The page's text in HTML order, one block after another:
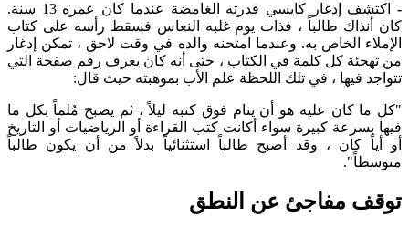
اكتشف إدغار كايسي قدرته الغامضة عندما كان عمره 13 سنة.
كان أنذاك طالباً ، فذات يوم غلبه النعاس فسقط رأسه على كتاب
الإملاء الخاص به. وعندما امتحنه والده في وقت لاحق ، تمكن إدغار
من تهجئة كل كلمة في الكتاب ، حتى أنه كان يعرف رقم صفحة التي
تتواجد فيها ، في تلك اللحظة علم الأب بموهبته حيث قال:
"كل ما كان عليه هو أن ينام فوق كتبه ليلاً ، ثم يصبح مُلماً بكل ما
فيها بسرعة كبيرة سواء أكانت كتب القراءة أو الرياضيات أو التاريخ
أو أياً كان ، وقد أصبح طالباً استثنائياً بدلاً من أن يكون طالباً
متوسطاً".
توقف مفاجئ عن النطق